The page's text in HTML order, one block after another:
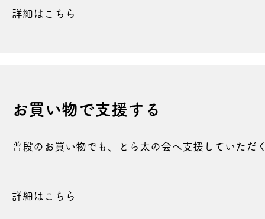
詳細はこちら
お買い物で支援する
普段のお買い物でも、とら太の会へ支援していただ
詳細はこちら